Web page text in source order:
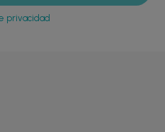
privacidad